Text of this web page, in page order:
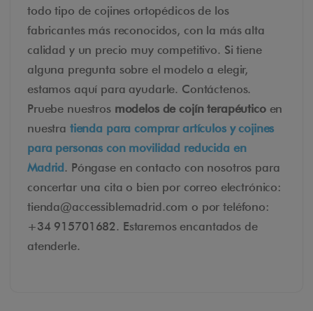
todo tipo de cojines ortopédicos de los
fabricantes más reconocidos, con la más alta
calidad y un precio muy competitivo. Si tiene
alguna pregunta sobre el modelo a elegir,
estamos aquí para ayudarle. Contáctenos.
Pruebe nuestros modelos de cojín terapéuticoen
nuestra tienda para comprar artículos y cojines
para personas con movilidad reducida en
Madrid. Póngase en contacto con nosotros para
concertar una cita o bien por correo electrónico:
tienda@accessiblemadrid.com o por teléfono:
+34 915701682. Estaremos encantados de
atenderle.